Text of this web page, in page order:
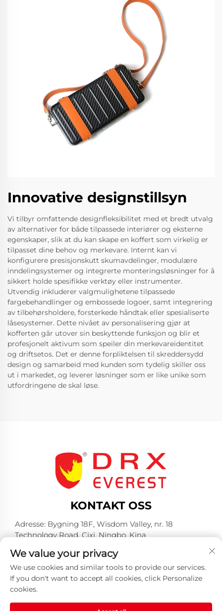
Innovative designstillsyn
Vi tilbyr omfattende designfleksibilitet med et bredt utvalg
av alternativer for både tilpassede interiører og eksterne
egenskaper, slik at du kan skape en koffert som virkelig er
tilpasset dine behov og merkevare. Internt kan vi
konfigurere presisjonskutt skumavdelinger, modulære
inndelingsystemer og integrerte monteringsløsninger for å
sikkert holde spesifikke verktøy eller instrumenter.
Utvendig inkluderer valgmulighetene tilpassede
fargebehandlinger og embossede logoer, samt integrering
av tilbehørsholdere, forsterkede håndtak eller spesialiserte
låsesystemer. Dette nivået av personalisering gjør at
kofferten går utover sin beskyttende funksjon og blir et
profesjonelt aktivum som speiler din merkevareidentitet
og driftsetos. Det er denne forpliktelsen til skreddersydd
design og samarbeid med kunden som tydelig skiller oss
ut i markedet, og leverer løsninger som er like unike som
utfordringene de skal løse.
KONTAKT OSS
Adresse: Bygning 18F, Wisdom Valley, nr. 18
Technology Road, Cixi, Ningbo, Kina
Tlf: +86-574-23660321
E-post:[email protected]
We value your privacy
We use cookies and similar tools to provide our services.
If you don't want to accept all cookies, click Personalize
cookies.